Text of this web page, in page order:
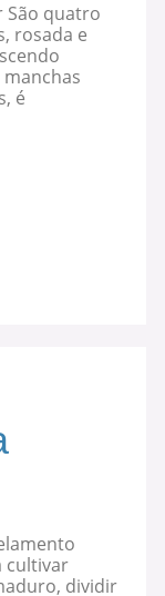
São quatro
rosada e
é
cultivar
dividir